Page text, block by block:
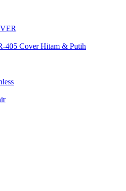
405 Cover Hitam & Putih